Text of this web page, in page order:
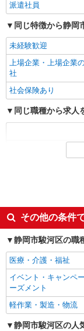
派遣社員
同じ特徴から静岡
未経験歓迎
上場企業・上場企業
社
社会保険あり
同じ職種から求人
経理・人事・労務
上場企業・上場企業
社
社会保険あり
その他の条件
静岡市駿河区の職
医療・介護・福祉
イベント・キャンペ
ーズメント
軽作業・製造・物流
静岡市駿河区の人